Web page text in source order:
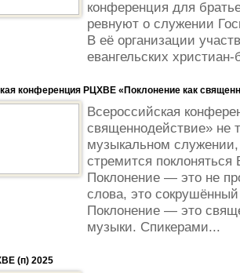
конференция для
ревнуют о служении
В её орга­ни­за­ции
еван­гель­ских
конференция РЦХВЕ «Поклонение как
Всероссийская
священнодействие» не
музыкальном
стремится поклоняться
Поклонение — это не
слова, это
Поклонение — это
музыки. Спикерами...
(п) 2025